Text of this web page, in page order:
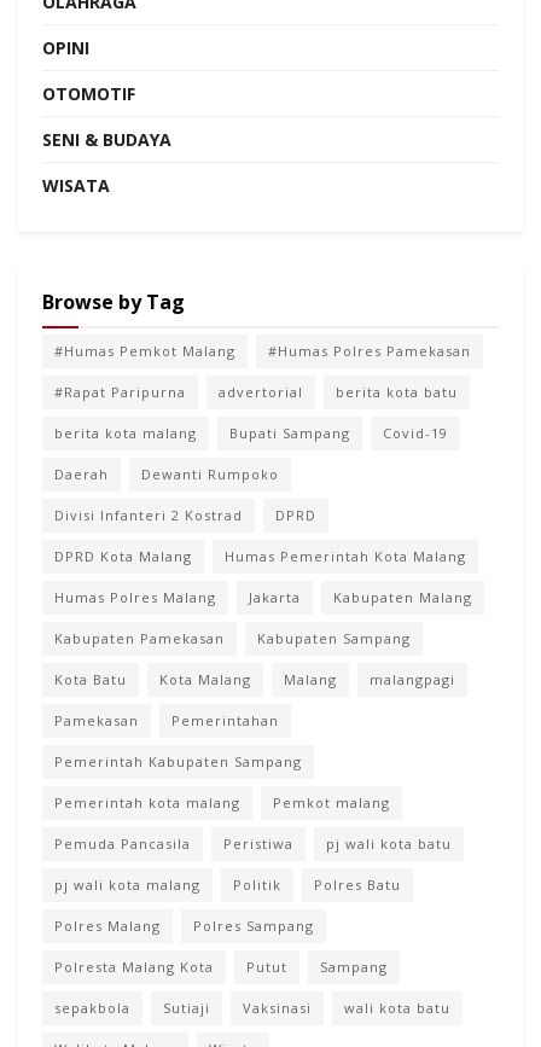
OPINI
OTOMOTIF
SENI & BUDAYA
WISATA
Browse by Tag
#Humas Pemkot Malang #Humas Polres Pamekasan
#Rapat Paripurna advertorial berita kota batu
berita kota malang Bupati Sampang Covid-19
Daerah Dewanti Rumpoko
Divisi Infanteri 2 Kostrad DPRD
DPRD Kota Malang Humas Pemerintah Kota Malang
Humas Polres Malang Jakarta Kabupaten Malang
Kabupaten Pamekasan Kabupaten Sampang
Kota Batu Kota Malang Malang malangpagi
Pamekasan Pemerintahan
Pemerintah Kabupaten Sampang
Pemerintah kota malang Pemkot malang
Pemuda Pancasila Peristiwa pj wali kota batu
pj wali kota malang Politik Polres Batu
Polres Malang Polres Sampang
Polresta Malang Kota Putut Sampang
sepakbola Sutiaji Vaksinasi wali kota batu